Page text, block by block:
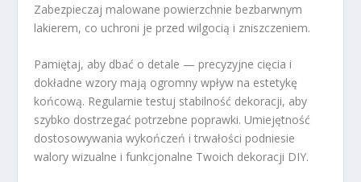
Zabezpieczaj malowane powierzchnie bezbarwnym
lakierem, co uchroni je przed wilgocią i zniszczeniem.
Pamiętaj, aby dbać o detale — precyzyjne cięcia i
dokładne wzory mają ogromny wpływ na estetykę
końcową. Regularnie testuj stabilność dekoracji, aby
szybko dostrzegać potrzebne poprawki. Umiejętność
dostosowywania wykończeń i trwałości podniesie
walory wizualne i funkcjonalne Twoich dekoracji DIY.